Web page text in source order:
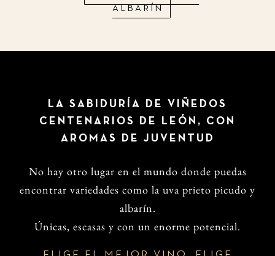
ALBARÍN
LA SABIDURÍA DE VIÑEDOS
CENTENARIOS DE LEÓN, CON
AROMAS DE JUVENTUD
No hay otro lugar en el mundo donde puedas
encontrar variedades como la uva prieto picudo y
albarín.
Únicas, escasas y con un enorme potencial.